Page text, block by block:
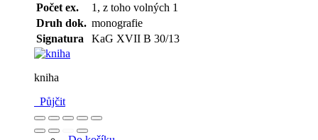
Počet ex.
1, z toho volných 1
Druh dok. monografie
Signatura
KaG XVII B 30/13
kniha
Půjčit